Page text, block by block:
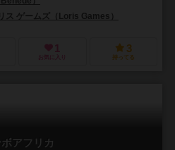
ス ゲームズ（Loris Games）
1
お気に入り
3
持ってる
ボアフリカ